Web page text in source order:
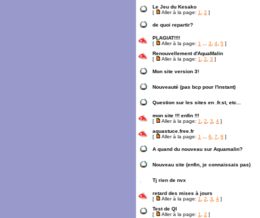
Le Jeu du Kesako
[
Aller à la page: 1 2 ]
de quoi repartir?
PLAGIAT!!!!
[
Aller à la page: 1 3 4 5 ]
Renouvellement d'AquaMalin
[
Aller à la page: 1 2 3 ]
Mon site version 3!
Nouveauté (pas bcp pour l'instant)
Question sur les sites en .fr.st, etc...
mon site !!! enfin !!!
[
Aller à la page: 1 2 3 4 ]
aquastuce.free.fr
[
Aller à la page: 1 6 7 8 ]
A quand du nouveau sur Aquamalin?
Nouveau site (enfin, je connaissais pas)
Tj rien de nvx
retard des mises à jours
[
Aller à la page: 1 2 3 4 ]
Test de QI
[
Aller à la page: 1 2 ]